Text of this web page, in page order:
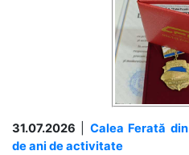
31.07.2026
Calea Ferată
de ani de activitate